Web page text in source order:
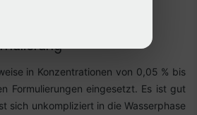
in Konzentrationen von 0,05 % bis
Formulierungen eingesetzt. Es ist gut
sich unkompliziert in die Wasserphase